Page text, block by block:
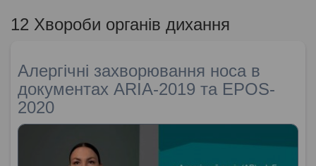
12 Хвороби органів дихання
Алергічні захворювання носа в
документах ARIA-2019 та EPOS-
2020